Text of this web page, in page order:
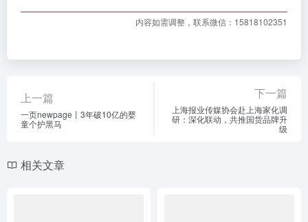
内容如需调整，联系微信：15818102351
上一篇
一页newpage丨3年破10亿的婴
童个护黑马
下一篇
上海报业传媒协会赴上海家化调
研：深化联动，共推国货品牌升
级
相关文章